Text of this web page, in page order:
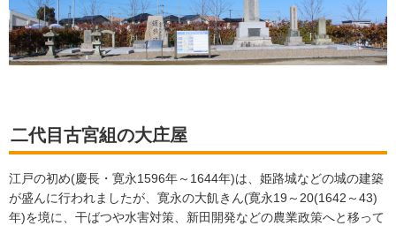
二代目古宮組の大庄屋
江戸の初め(慶長・寛永1596年～1644年)は、姫路城などの城の建築
が盛んに行われましたが、寛永の大飢きん(寛永19～20(1642～43)
年)を境に、干ばつや水害対策、新田開発などの農業政策へと移って